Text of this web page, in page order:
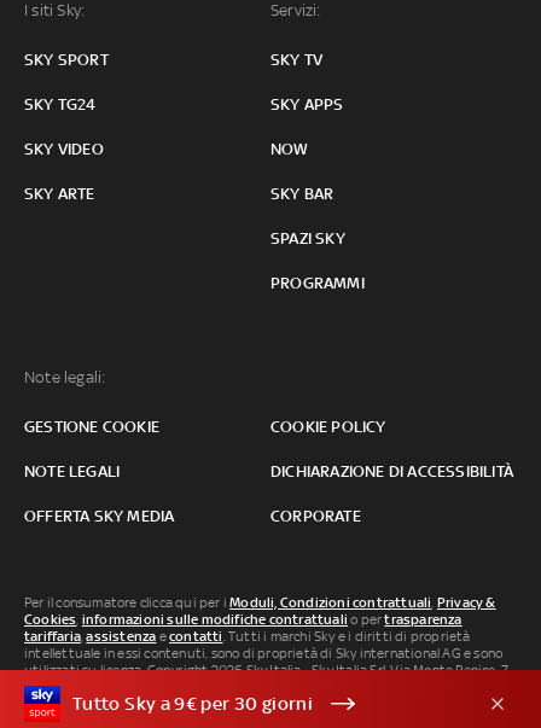
I siti Sky:
SKY SPORT
SKY TG24
SKY VIDEO
SKY ARTE
Servizi:
SKY TV
SKY APPS
NOW
SKY BAR
SPAZI SKY
PROGRAMMI
Note legali:
GESTIONE COOKIE COOKIE POLICY
NOTE LEGALI DICHIARAZIONE DI ACCESSIBILITÀ
OFFERTA SKY MEDIA CORPORATE
Per il consumatore clicca qui per iModuli, Condizioni contrattuali, Privacy &
Cookies, informazioni sulle modifiche contrattuali o pertrasparenza
tariffaria,assistenza econtatti. Tutti i marchi Sky e i diritti di proprietà
intellettuale in essi contenuti, sono di proprietà di Sky international AG e sono
utilizzati su licenza. Copyright 2026 Sky Italia - Sky Italia Srl Via Monte Penice, 7 -
20138 Milano P.IVA 04619241005. SkyTG24: ISSN 3035-1537 e SkySport: ISSN
3035-1545.Segnalazione Abusi
Tutto Sky a 9€ per 30 giorni